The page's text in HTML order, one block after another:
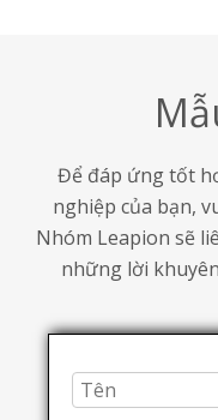
Để đáp ứng tốt
nghiệp của bạn,
Nhóm Leapion sẽ
những lời